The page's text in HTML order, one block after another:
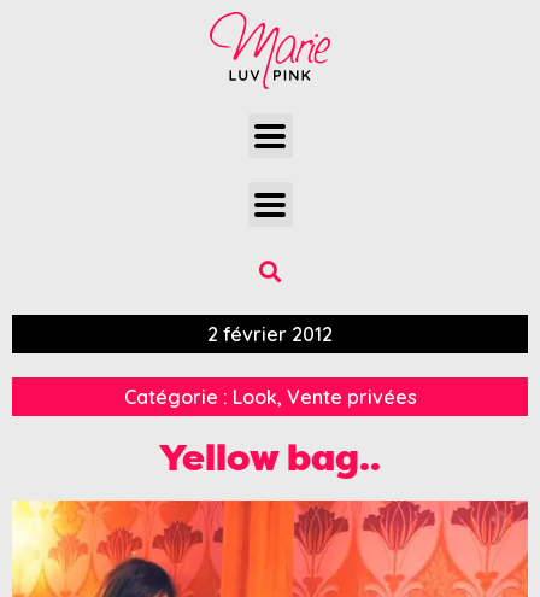
2 février 2012
Catégorie : Look, Vente privées
Yellow bag..